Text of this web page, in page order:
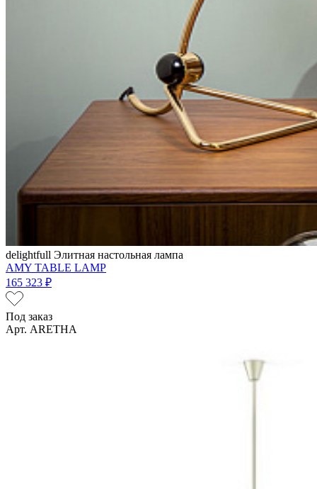
delightfull Элитная настольная лампа
AMY TABLE LAMP
165 323 ₽
Под заказ
Арт. ARETHA